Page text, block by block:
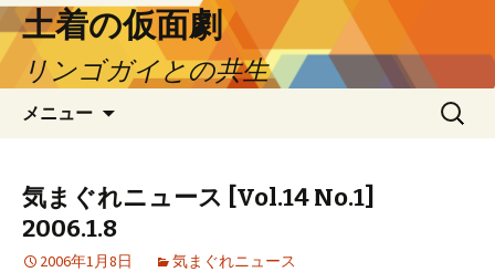
土着の仮面劇
リンゴガイとの共生
メニュー
ツ
へ
ス
検
索:
気まぐれニュース [Vol.14 No.1]
2006.1.8
2006年1月8日 気まぐれニュース